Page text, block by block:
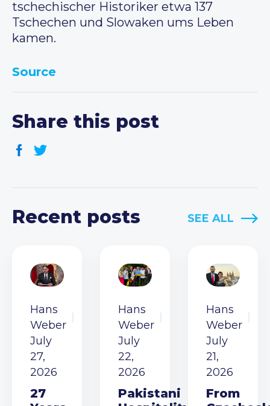
tschechischer Historiker etwa 137
Tschechen und Slowaken ums Leben
kamen.
Source
Share this post
Recent posts SEE ALL
Hans
Weber
July
27,
2026
27
Hans
Weber
July
22,
2026
Pakistani
Hans
Weber
July
21,
2026
From